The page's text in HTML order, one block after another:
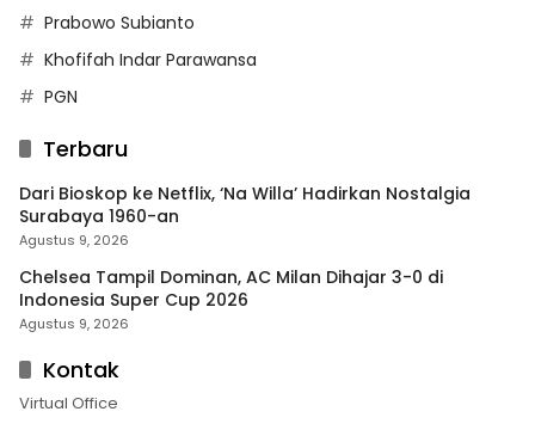
Prabowo Subianto
Khofifah Indar Parawansa
PGN
Terbaru
Dari Bioskop ke Netflix, ‘Na Willa’ Hadirkan Nostalgia
Surabaya 1960-an
Agustus 9, 2026
Chelsea Tampil Dominan, AC Milan Dihajar 3-0 di
Indonesia Super Cup 2026
Agustus 9, 2026
Kontak
Virtual Office